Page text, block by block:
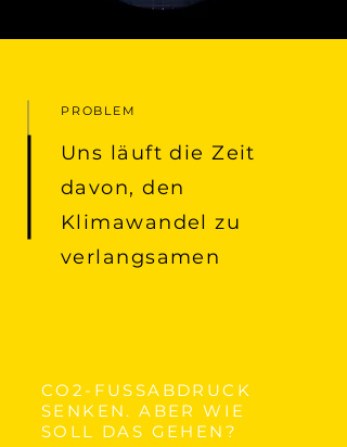
PROBLEM
Uns läuft die Zeit
davon, den
Klimawandel zu
verlangsamen
CO2-FUSSABDRUCK
SENKEN. ABER WIE
SOLL DAS GEHEN?